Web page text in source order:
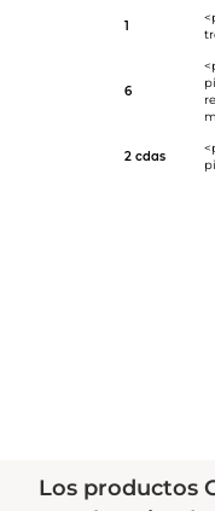
1
6
2 cdas
Los productos